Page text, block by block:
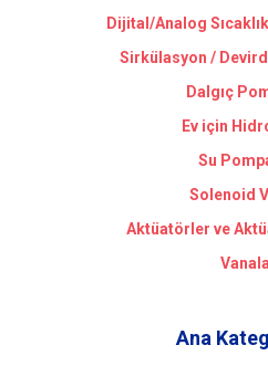
Dijital/Analog
Sirkülasyon /
Dalgıç
Ev için
Su
Solenoid
Aktüatörler ve
Ana